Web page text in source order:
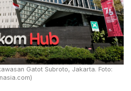
Gatot Subroto, Jakarta. Foto: